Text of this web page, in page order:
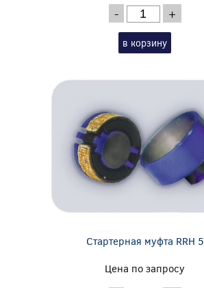
- +
в корзину
Стартерная муфта RRH 5
Цена по запросу